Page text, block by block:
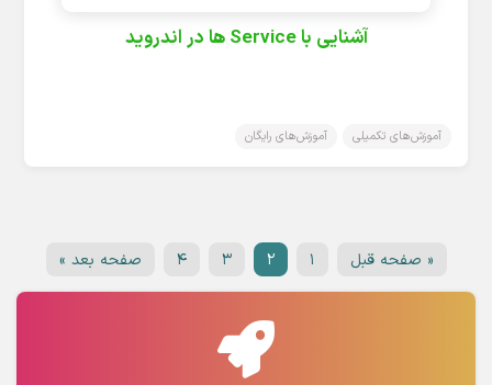
آشنایی با Service ها در اندروید
آموزش‌های تکمیلی آموزش‌های رایگان
« صفحه قبل ۱ ۲ ۳ ۴ صفحه بعد »